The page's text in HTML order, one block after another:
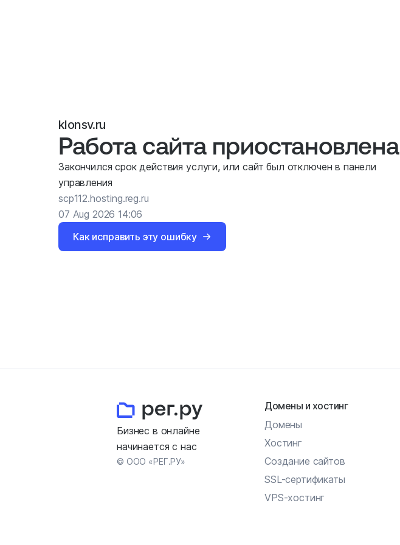
klonsv.ru
Работа сайта приостановлена
Закончился срок действия услуги, или сайт был отключен в панели
управления
scp112.hosting.reg.ru
07 Aug 2026 14:06
Как исправить эту ошибку
Бизнес в онлайне
начинается с нас
© ООО «РЕГ.РУ»
Домены и хостинг
Домены
Хостинг
Создание сайтов
SSL-сертификаты
VPS-хостинг